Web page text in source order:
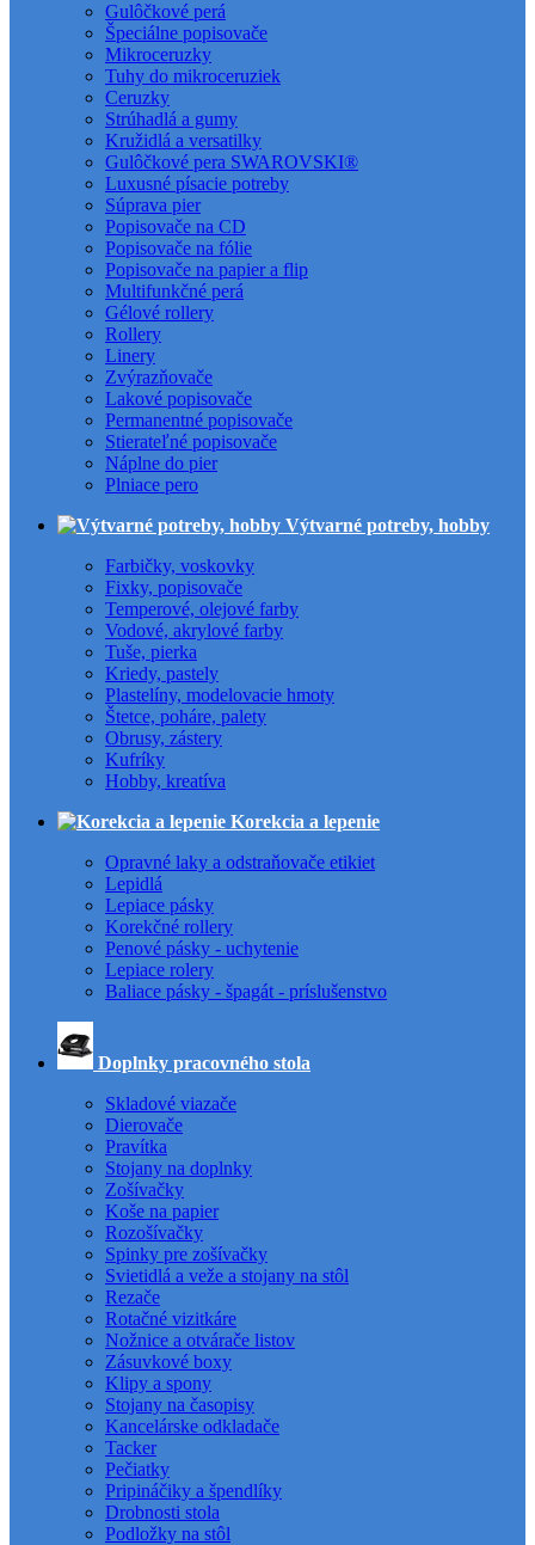
Gulôčkové perá
Špeciálne popisovače
Mikroceruzky
Tuhy do mikroceruziek
Ceruzky
Strúhadlá a gumy
Kružidlá a versatilky
Gulôčkové pera SWAROVSKI®
Luxusné písacie potreby
Súprava pier
Popisovače na CD
Popisovače na fólie
Popisovače na papier a flip
Multifunkčné perá
Gélové rollery
Rollery
Linery
Zvýrazňovače
Lakové popisovače
Permanentné popisovače
Stierateľné popisovače
Náplne do pier
Plniace pero
Výtvarné potreby, hobby
Farbičky, voskovky
Fixky, popisovače
Temperové, olejové farby
Vodové, akrylové farby
Tuše, pierka
Kriedy, pastely
Plastelíny, modelovacie hmoty
Štetce, poháre, palety
Obrusy, zástery
Kufríky
Hobby, kreatíva
Korekcia a lepenie
Opravné laky a odstraňovače etikiet
Lepidlá
Lepiace pásky
Korekčné rollery
Penové pásky - uchytenie
Lepiace rolery
Baliace pásky - špagát - príslušenstvo
Doplnky pracovného stola
Skladové viazače
Dierovače
Pravítka
Stojany na doplnky
Zošívačky
Koše na papier
Rozošívačky
Spinky pre zošívačky
Svietidlá a veže a stojany na stôl
Rezače
Rotačné vizitkáre
Nožnice a otvárače listov
Zásuvkové boxy
Klipy a spony
Stojany na časopisy
Kancelárske odkladače
Tacker
Pečiatky
Pripináčiky a špendlíky
Drobnosti stola
Podložky na stôl